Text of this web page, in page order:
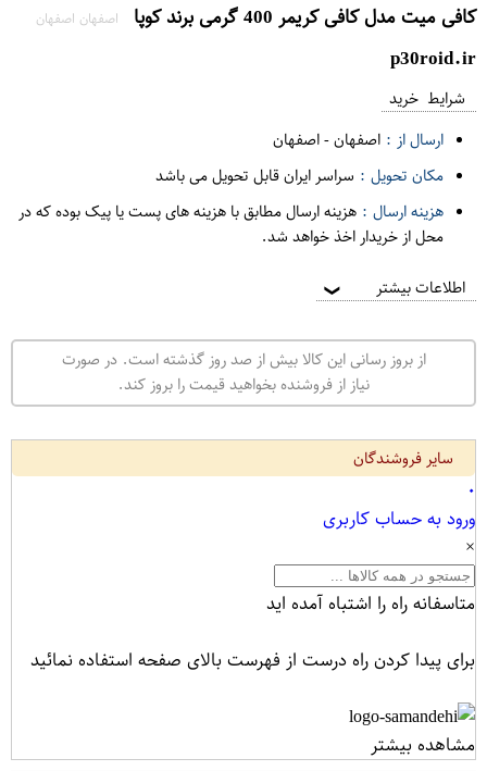
کافی میت مدل کافی کریمر 400 گرمی برند کوپا اصفهان اصفهان
p30roid.ir
شرایط خرید
ارسال از : اصفهان-اصفهان
مکان تحویل : سراسر ایران قابل تحویل می باشد
هزینه ارسال : هزینه ارسال مطابق با هزینه های پست یا پیک بوده که در
محل از خریدار اخذ خواهد شد.
اطلاعات بیشتر ❯
از بروز رسانی این کالا بیش از صد روز گذشته است. در صورت
نیاز از فروشنده بخواهید قیمت را بروز کند.
سایر فروشندگان
۰
ورود به حساب کاربری
×
متاسفانه راه را اشتباه آمده اید
برای پیدا کردن راه درست از فهرست بالای صفحه استفاده نمائید
مشاهده بیشتر